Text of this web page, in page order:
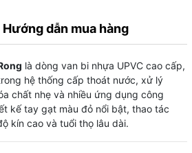
Hướng dẫn mua hàng
là dòng van bi nhựa UPVC cao cấp,
hệ thống cấp thoát nước, xử lý
chất nhẹ và nhiều ứng dụng công
kế tay gạt màu đỏ nổi bật, thao tác
kín cao và tuổi thọ lâu dài.